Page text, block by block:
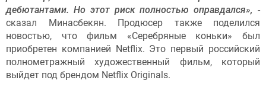
дебютантами. Но этот риск полностью оправдался», -
сказал Минасбекян. Продюсер также поделился
новостью, что фильм «Серебряные коньки» был
приобретен компанией Netflix. Это первый российский
полнометражный художественный фильм, который
выйдет под брендом Netflix Originals.